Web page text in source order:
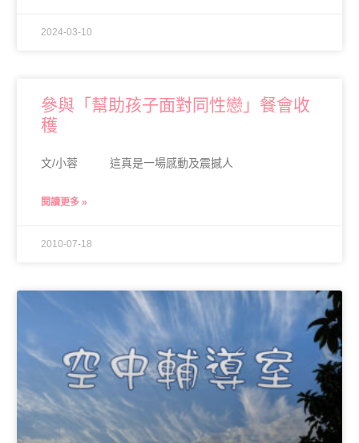
2024-03-10
參與「幫助孩子面對同性戀」餐會收
穫
文/小蓉 這真是一場感動及震撼人
閱讀更多 »
2010-07-18